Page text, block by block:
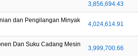
3,856,694.43
dan Pengilangan Minyak
4,024,614.91
Dan Suku Cadang Mesin
3,999,700.66